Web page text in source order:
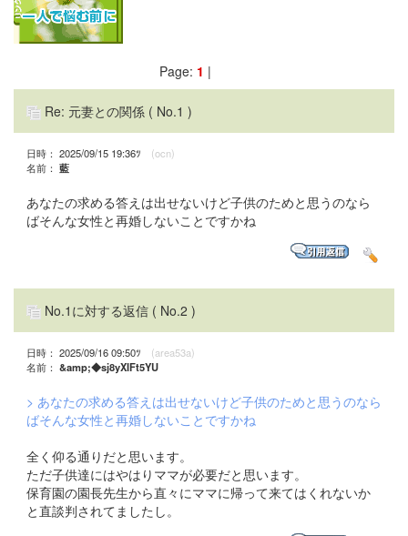
Page: 1 |
Re: 元妻との関係 ( No.1 )
日時： 2025/09/15 19:36ﾂ (ocn)
名前： 藍
あなたの求める答えは出せないけど子供のためと思うのなら
ばそんな女性と再婚しないことですかね
No.1に対する返信 ( No.2 )
日時： 2025/09/16 09:50ﾂ (area53a)
名前： &amp;◆sj8yXIFt5YU
> あなたの求める答えは出せないけど子供のためと思うのなら
ばそんな女性と再婚しないことですかね
全く仰る通りだと思います。
ただ子供達にはやはりママが必要だと思います。
保育園の園長先生から直々にママに帰って来てはくれないか
と直談判されてましたし。